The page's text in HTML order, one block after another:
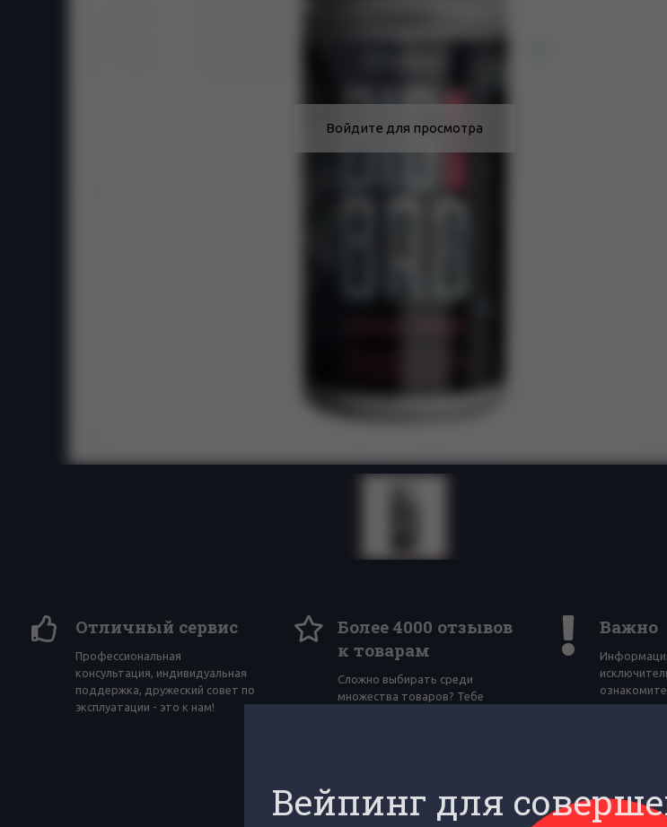
Войдите для просмотра
Отличный сервис
Профессиональная
консультация, индивидуальная
поддержка, дружеский совет по
эксплуатации - это к нам!
Более 4000 отзывов
к товарам
Сложно выбирать среди
множества товаров? Тебе
Важно
Вейпинг для